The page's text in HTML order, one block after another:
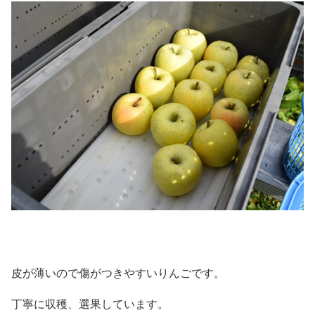
皮が薄いので傷がつきやすいりんごです。
丁寧に収穫、選果しています。